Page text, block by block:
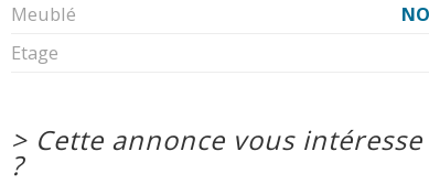
Meublé
Etage
> Cette annonce vous intéresse
?